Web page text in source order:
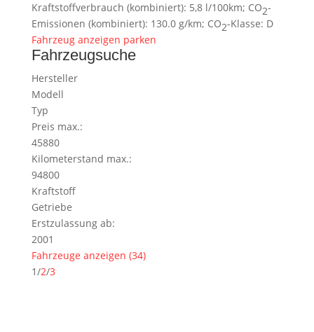
Kraftstoffverbrauch (kombiniert): 5,8 l/100km; CO2-
Emissionen (kombiniert): 130.0 g/km; CO2-Klasse: D
Fahrzeug anzeigen parken
Fahrzeugsuche
Hersteller
Modell
Typ
Preis max.:
45880
Kilometerstand max.:
94800
Kraftstoff
Getriebe
Erstzulassung ab:
2001
Fahrzeuge anzeigen (34)
1/2/3